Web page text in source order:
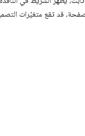
قد تقع متغيّرات